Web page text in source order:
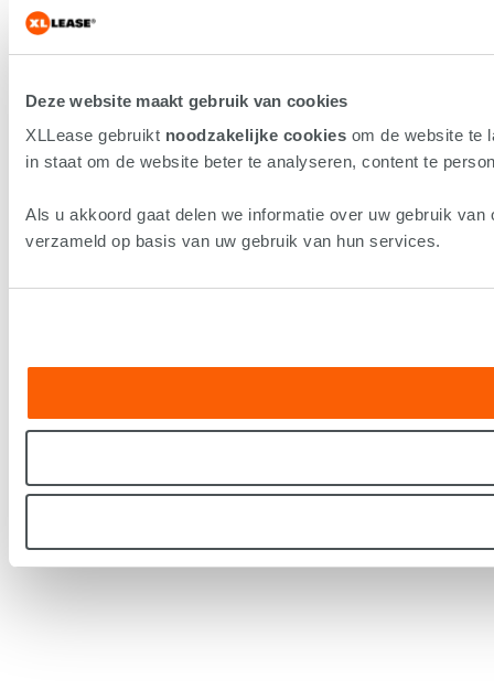
Deze website maakt gebruik van cookies
XLLease gebruikt noodzakelijke cookies om de website te
in staat om de website beter te analyseren, content te
Als u akkoord gaat delen we informatie over uw gebruik
verzameld op basis van uw gebruik van hun services.